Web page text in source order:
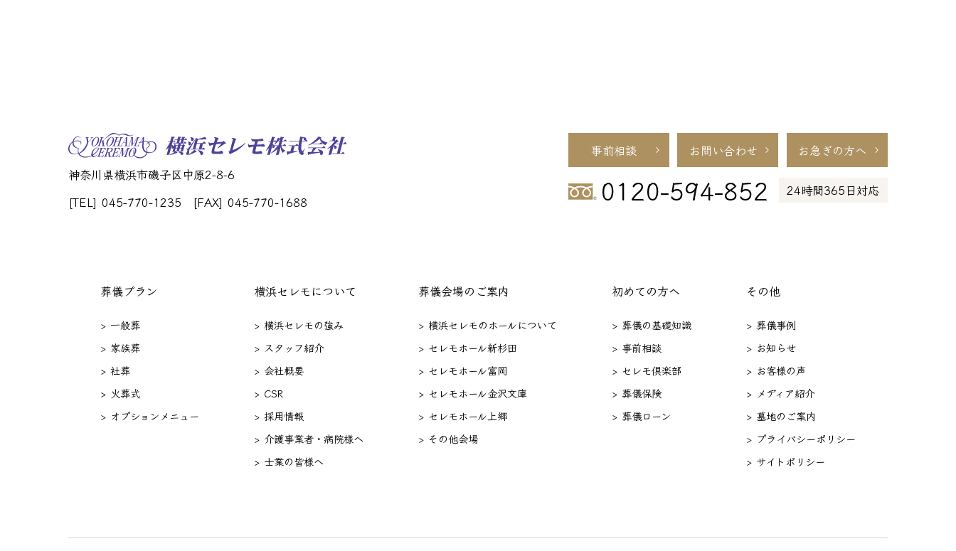
神奈川県横浜市磯子区中原2-8-6
[TEL] 045-770-1235
[FAX] 045-770-1688
事前相談 お問い合わせ お急ぎの方へ
0120-594-852 24時間365日対応
葬儀プラン
> 一般葬
> 家族葬
> 社葬
> 火葬式
> オプションメニュー
横浜セレモについて
> 横浜セレモの強み
> スタッフ紹介
> 会社概要
> CSR
> 採用情報
> 介護事業者・病院様へ
> 士業の皆様へ
葬儀会場のご案内
> 横浜セレモのホールについて
> セレモホール新杉田
> セレモホール富岡
> セレモホール金沢文庫
> セレモホール上郷
> その他会場
初めての方へ
> 葬儀の基礎知識
> 事前相談
> セレモ倶楽部
> 葬儀保険
> 葬儀ローン
その他
> 葬儀事例
> お知らせ
> お客様の声
> メディア紹介
> 墓地のご案内
> プライバシーポリシー
> サイトポリシー